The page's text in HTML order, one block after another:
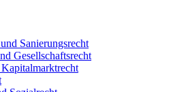
Sanierungsrecht
Gesellschaftsrecht